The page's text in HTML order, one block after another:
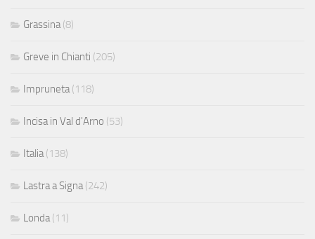
Grassina(8)
Greve in Chianti (205)
Impruneta(118)
Incisa in Val d'Arno (53)
Italia(138)
Lastra a Signa(242)
Londa(11)